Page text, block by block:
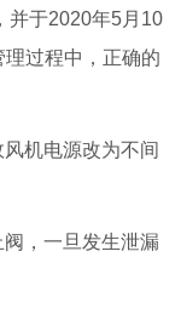
并于2020年5月10
过程中，正确的
机电源改为不间
，一旦发生泄漏